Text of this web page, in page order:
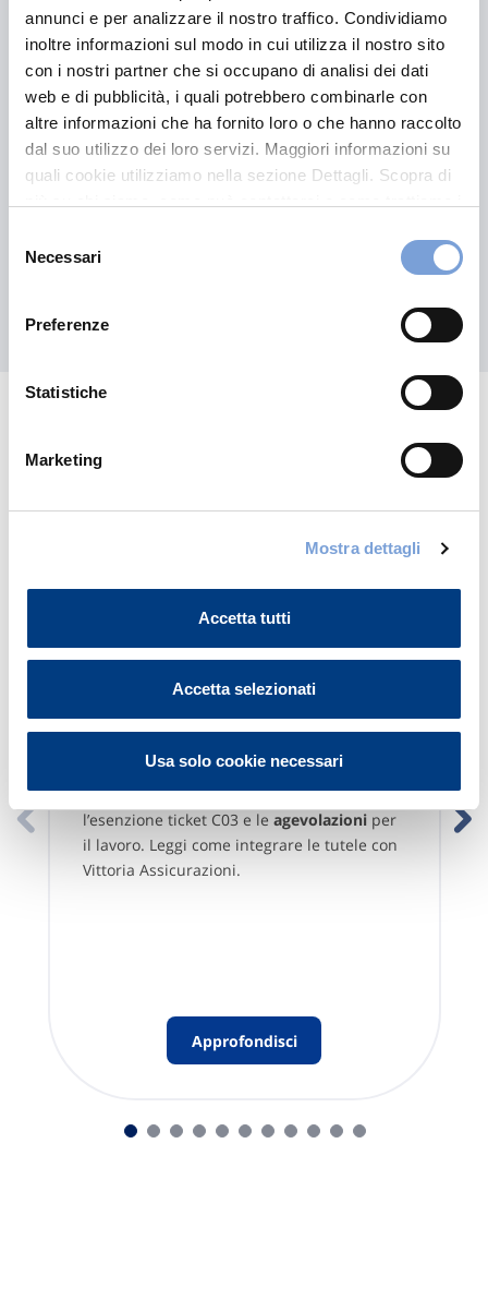
annunci e per analizzare il nostro traffico. Condividiamo
inoltre informazioni sul modo in cui utilizza il nostro sito
con i nostri partner che si occupano di analisi dei dati
web e di pubblicità, i quali potrebbero combinarle con
altre informazioni che ha fornito loro o che hanno raccolto
dal suo utilizzo dei loro servizi. Maggiori informazioni su
quali cookie utilizziamo nella sezione Dettagli. Scopra di
può trovare nel footer del sito nella sezione "Informativa
delNecessari
Preferenze
Statistiche
Marketing
Mostra dettagli
Accetta tutti
Accetta selezionati
Usa solo cookie necessari
Vittoria +LungaProtezione
Leggi il contenuto
Invalidità Civile al 67%: diritti,
agevolazioni lavorative e tutele
Invalidità civile al 67%: scopri idiritti,
l’esenzione ticket C03 e le agevolazioniper
il lavoro. Leggi come integrare le tutele con
Vittoria Assicurazioni.
Approfondisci